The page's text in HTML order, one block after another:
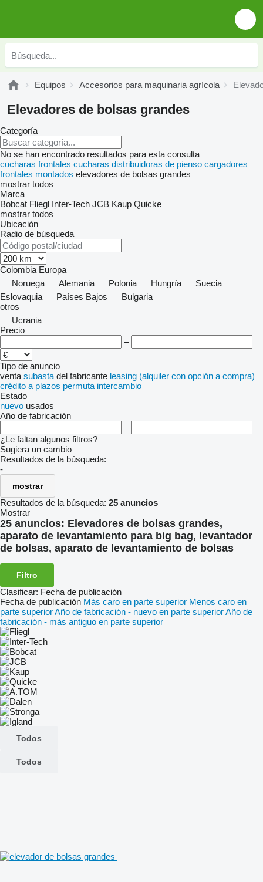
Equipos Accesorios para maquinaria agrícola
Elevadores de bolsas grandes
Categoría
No se han encontrado resultados para esta consulta
cucharas frontales cucharas distribuidoras de pienso cargadores
frontales montados elevadores de bolsas grandes
mostrar todos
Marca
Bobcat Fliegl Inter-Tech JCB Kaup Quicke
mostrar todos
Ubicación
Radio de búsqueda
Colombia Europa
Noruega
Alemania Polonia Hungría
Suecia
Eslovaquia
Países Bajos
Bulgaria
otros
Ucrania
Precio
–
Tipo de anuncio
venta subasta del fabricante leasing (alquiler con opción a compra)
crédito a plazos permuta intercambio
Estado
nuevo usados
Año de fabricación
–
¿Le faltan algunos filtros?
Sugiera un cambio
Resultados de la búsqueda:
-
mostrar
Resultados de la búsqueda: 25 anuncios
Mostrar
25 anuncios: Elevadores de bolsas grandes,
aparato de levantamiento para big bag, levantador
de bolsas, aparato de levantamiento de bolsas
Filtro
Clasificar: Fecha de publicación
Fecha de publicación Más caro en parte superior Menos caro en
parte superiorAño de fabricación - nuevo en parte superiorAño de
fabricación - más antiguo en parte superior
Todos
Todos